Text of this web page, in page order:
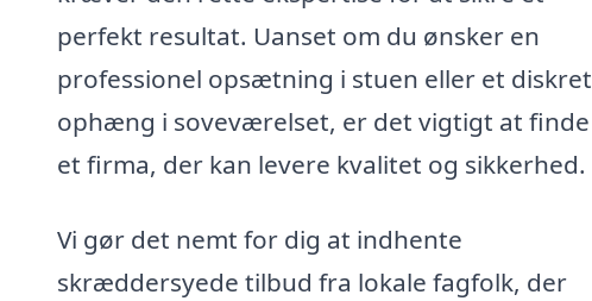
perfekt resultat. Uanset om du ønsker en
professionel opsætning i stuen eller et diskret
ophæng i soveværelset, er det vigtigt at finde
et firma, der kan levere kvalitet og sikkerhed.
Vi gør det nemt for dig at indhente
skræddersyede tilbud fra lokale fagfolk, der